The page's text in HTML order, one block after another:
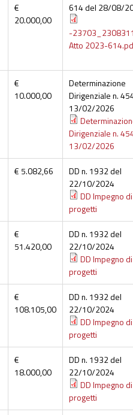
€
20.000,00
614 del 28/08/
-
Atto 2023-
€
10.000,00
Determinazione
Dirigenziale n.
13/02/2026
Dirigenziale n.
13/02/2026
€ 5.082,66
DD n. 1932 del
22/10/2024
DD Impegno
progetti
€
51.420,00
DD n. 1932 del
22/10/2024
DD Impegno
progetti
€
108.105,00
DD n. 1932 del
22/10/2024
DD Impegno
progetti
€
18.000,00
DD n. 1932 del
22/10/2024
DD Impegno
progetti